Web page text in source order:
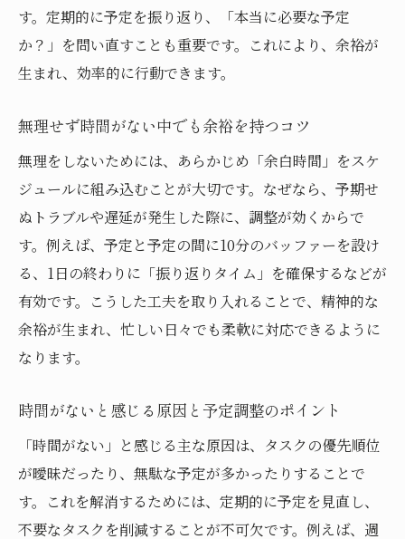
優先順位を明確にして時間がない時も安心
ミスを防ぐ時間がない時のタスク割り振り
方法
時間がない人が予定を忘れないシンプルな
方法
リマインダー活用で時間がない中でも予定
抜け防止
時間がない時のスケジュール確認習慣の作
り方
予定を紙とアプリで管理し時間がない悩み
い対策
時間がない時の優先タスク可視化の実践テ
クニック
勉強や仕事にも使える時間がない時の計画法
時間がない時の勉強スケジュール表作成の
す。定期的に予定を振り返り、「本当に必要な予定
か？」を問い直すことも重要です。これにより、余裕が
生まれ、効率的に行動できます。
無理せず時間がない中でも余裕を持つコツ
無理をしないためには、あらかじめ「余白時間」をスケ
ジュールに組み込むことが大切です。なぜなら、予期せ
ぬトラブルや遅延が発生した際に、調整が効くからで
す。例えば、予定と予定の間に10分のバッファーを設け
る、1日の終わりに「振り返りタイム」を確保するなどが
有効です。こうした工夫を取り入れることで、精神的な
余裕が生まれ、忙しい日々でも柔軟に対応できるように
なります。
時間がないと感じる原因と予定調整のポイント
「時間がない」と感じる主な原因は、タスクの優先順位
が曖昧だったり、無駄な予定が多かったりすることで
す。これを解消するためには、定期的に予定を見直し、
不要なタスクを削減することが不可欠です。例えば、週